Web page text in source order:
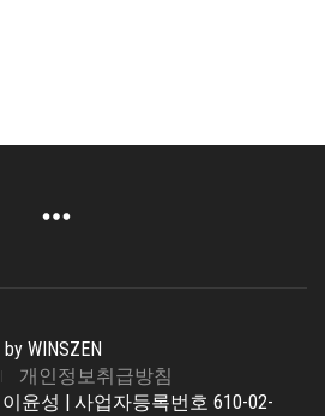
WINSZEN
개인정보취급방침
윤성 | 사업자등록번호 610-02-